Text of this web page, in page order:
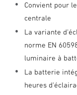
Convient pour
centrale
La variante
norme EN
luminaire à
La batterie
heures